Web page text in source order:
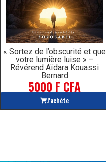
« Sortez de l’obscurité et que
votre lumière luise » –
Révérend Aïdara Kouassi
Bernard
5000 F CFA
J'achète